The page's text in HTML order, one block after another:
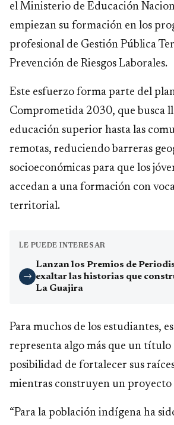
el Ministerio de Educación
empiezan su formación en los
profesional de Gestión Pública
Prevención de Riesgos Laborales.
Este esfuerzo forma parte del
Comprometida 2030, que busca
educación superior hasta las
remotas, reduciendo barreras
socioeconómicas para que los
accedan a una formación con
territorial.
LE PUEDE INTERESAR
→
Lanzan los Premios de
exaltar las historias que
La Guajira
Para muchos de los estudiantes,
representa algo más que un título
posibilidad de fortalecer sus
mientras construyen un proyecto
“Para la población indígena ha